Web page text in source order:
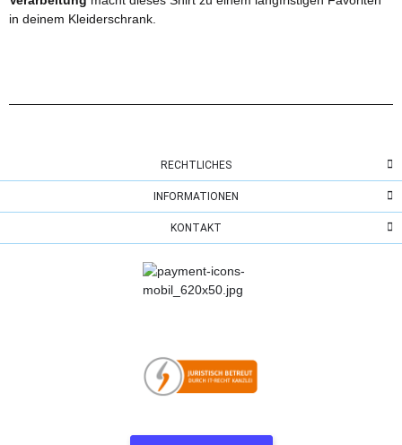
in deinem Kleiderschrank.
RECHTLICHES
INFORMATIONEN
KONTAKT